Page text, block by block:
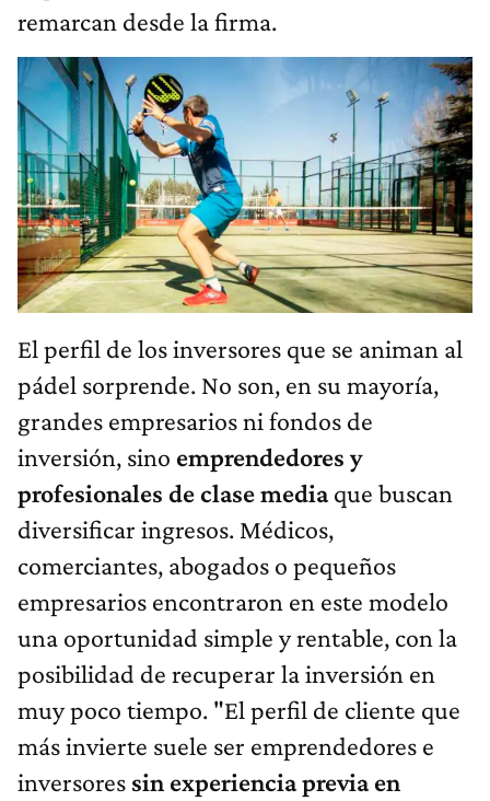
remarcan desde la firma.
El perfil de los inversores que se animan al
pádel sorprende. No son, en su mayoría,
grandes empresarios ni fondos de
inversión, sino emprendedores y
profesionales de clase mediaque buscan
diversificar ingresos. Médicos,
comerciantes, abogados o pequeños
empresarios encontraron en este modelo
una oportunidad simple y rentable, con la
posibilidad de recuperar la inversión en
muy poco tiempo. "El perfil de cliente que
más invierte suele ser emprendedores e
inversores sin experiencia previa en